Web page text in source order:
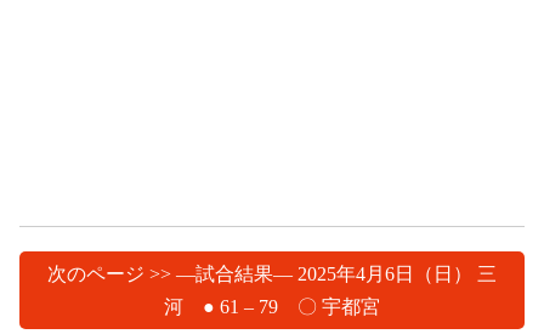
次のページ >> ―試合結果― 2025年4月6日（日） 三
河 ● 61 – 79 〇 宇都宮